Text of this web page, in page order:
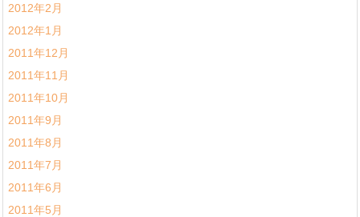
2012年2月
2012年1月
2011年12月
2011年11月
2011年10月
2011年9月
2011年8月
2011年7月
2011年6月
2011年5月